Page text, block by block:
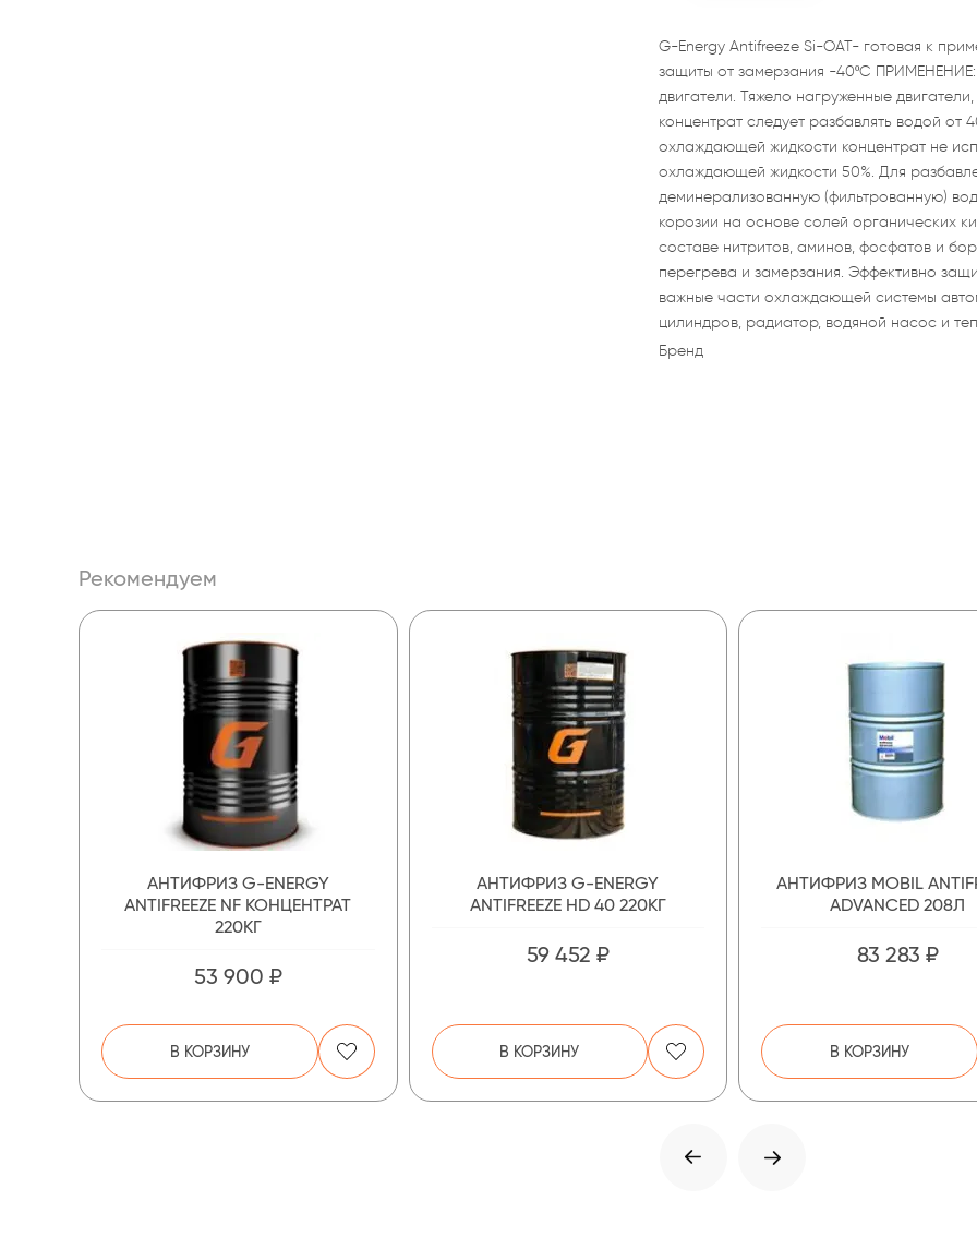
G-Energy Antifreeze Si-OAT- готовая к
защиты от замерзания -40ºС
двигатели. Тяжело нагруженные
концентрат следует разбавлять водой от
охлаждающей жидкости концентрат не
охлаждающей жидкости 50%. Для
деминерализованную (фильтрованную)
корозии на основе солей органических
составе нитритов, аминов, фосфатов и
перегрева и замерзания. Эффективно
важные части охлаждающей системы
цилиндров, радиатор, водяной насос и
Бренд
Рекомендуем
АНТИФРИЗ G-ENERGY
ANTIFREEZE NF КОНЦЕНТРАТ
220КГ
53 900 ₽
В КОРЗИНУ
АНТИФРИЗ G-ENERGY
ANTIFREEZE HD 40 220КГ
59 452 ₽
В КОРЗИНУ
АНТИФРИЗ MOBIL
ADVANCED 208Л
83 283 ₽
В КОРЗИНУ